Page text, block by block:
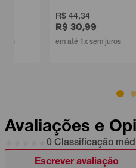
R$ 30,99
em até 1x sem juros
Avaliações e
0 Classificação
Escrever avaliação